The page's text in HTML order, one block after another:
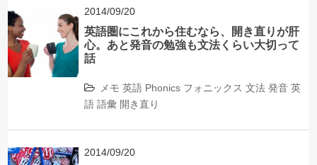
2014/09/20
英語圏にこれから住むなら、開き直りが肝
心。あと発音の勉強も文法くらい大切って
話
メモ 英語 Phonics フォニックス 文法 発音 英
語 語彙 開き直り
2014/09/20